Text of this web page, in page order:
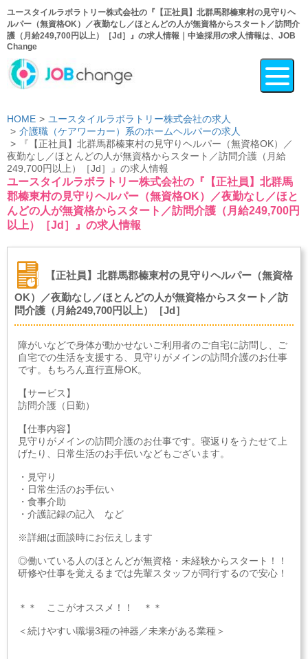
ユースタイルラボラトリー株式会社の『【正社員】北群馬郡榛東村の見守りヘ
ルパー（無資格OK）／夜勤なし／ほとんどの人が無資格からスタート／訪問介
護（月給249,700円以上）［Jd］』の求人情報｜中途採用の求人情報は、JOB
Change
HOME
ユースタイルラボラトリー株式会社の求人
介護職（ケアワーカー）系のホームヘルパーの求人
『【正社員】北群馬郡榛東村の見守りヘルパー（無資格OK）／
夜勤なし／ほとんどの人が無資格からスタート／訪問介護（月給
249,700円以上）［Jd］』の求人情報
ユースタイルラボラトリー株式会社の『【正社員】北群馬
郡榛東村の見守りヘルパー（無資格OK）／夜勤なし／ほと
んどの人が無資格からスタート／訪問介護（月給249,700円
以上）［Jd］』の求人情報
【正社員】北群馬郡榛東村の見守りヘルパー（無資格
OK）／夜勤なし／ほとんどの人が無資格からスタート／訪
問介護（月給249,700円以上）［Jd］
障がいなどで身体が動かせないご利用者のご自宅に訪問し、ご
自宅での生活を支援する、見守りがメインの訪問介護のお仕事
です。もちろん直行直帰OK。
【サービス】
訪問介護（日勤）
【仕事内容】
見守りがメインの訪問介護のお仕事です。寝返りをうたせて上
げたり、日常生活のお手伝いなどもございます。
・見守り
・日常生活のお手伝い
・食事介助
・介護記録の記入 など
※詳細は面談時にお伝えします
◎働いている人のほとんどが無資格・未経験からスタート！！
研修や仕事を覚えるまでは先輩スタッフが同行するので安心！
＊＊ ここがオススメ！！ ＊＊
＜続けやすい職場3種の神器／未来がある業種＞